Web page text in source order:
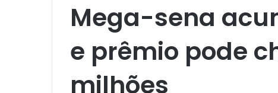
Mega-sena
e prêmio pode
milhões